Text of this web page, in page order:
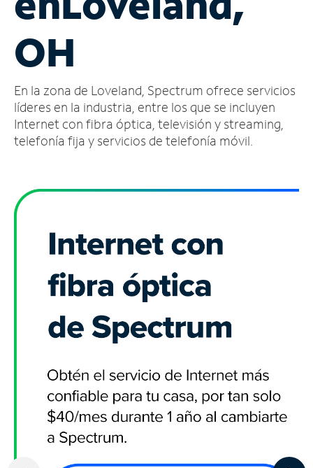
cuenta
Encuentra
tienda
OH
En la zona de Loveland, Spectrum ofrece servicios
líderes en la industria, entre los que se incluyen
Internet con fibra óptica, televisión y streaming,
telefonía fija y servicios de telefonía móvil.